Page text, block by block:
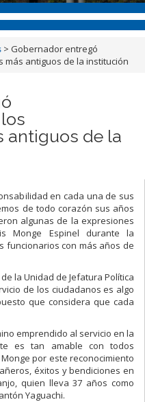
> Gobernador entregó
antiguos de la institución
antiguos de la
en cada una de sus
de todo corazón sus años
algunas de la expresiones
Monge Espinel durante la
funcionarios con más años de
la Unidad de Jefatura Política
de los ciudadanos es algo
que considera que cada
emprendido al servicio en la
es tan amable con todos
por este reconocimiento
éxitos y bendiciones en
quien lleva 37 años como
Yaguachi.